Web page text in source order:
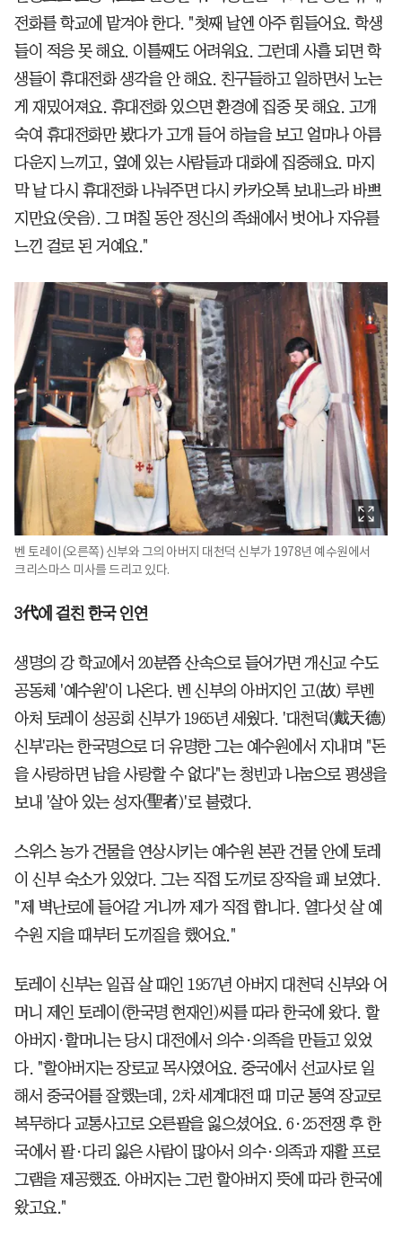
전화를 학교에 맡겨야 한다. "첫째 날엔 아주 힘들어요. 학생
들이 적응 못 해요. 이틀째도 어려워요. 그런데 사흘 되면 학
생들이 휴대전화 생각을 안 해요. 친구들하고 일하면서 노는
게 재밌어져요. 휴대전화 있으면 환경에 집중 못 해요. 고개
숙여 휴대전화만 봤다가 고개 들어 하늘을 보고 얼마나 아름
다운지 느끼고, 옆에 있는 사람들과 대화에 집중해요. 마지
막 날 다시 휴대전화 나눠주면 다시 카카오톡 보내느라 바쁘
지만요(웃음). 그 며칠 동안 정신의 족쇄에서 벗어나 자유를
느낀 걸로 된 거예요."
벤 토레이(오른쪽) 신부와 그의 아버지 대천덕 신부가 1978년 예수원에서
크리스마스 미사를 드리고 있다.
3代에 걸친 한국 인연
생명의 강 학교에서 20분쯤 산속으로 들어가면 개신교 수도
공동체 '예수원'이 나온다. 벤 신부의 아버지인 고(故) 루벤
아처 토레이 성공회 신부가 1965년 세웠다. '대천덕(戴天德)
신부'라는 한국명으로 더 유명한 그는 예수원에서 지내며 "돈
을 사랑하면 남을 사랑할 수 없다"는 청빈과 나눔으로 평생을
보내 '살아 있는 성자(聖者)'로 불렸다.
스위스 농가 건물을 연상시키는 예수원 본관 건물 안에 토레
이 신부 숙소가 있었다. 그는 직접 도끼로 장작을 패 보였다.
"제 벽난로에 들어갈 거니까 제가 직접 합니다. 열다섯 살 예
수원 지을 때부터 도끼질을 했어요."
토레이 신부는 일곱 살 때인 1957년 아버지 대천덕 신부와 어
머니 제인 토레이(한국명 현재인)씨를 따라 한국에 왔다. 할
아버지·할머니는 당시 대전에서 의수·의족을 만들고 있었
다. "할아버지는 장로교 목사였어요. 중국에서 선교사로 일
해서 중국어를 잘했는데, 2차 세계대전 때 미군 통역 장교로
복무하다 교통사고로 오른팔을 잃으셨어요. 6·25전쟁 후 한
국에서 팔·다리 잃은 사람이 많아서 의수·의족과 재활 프로
그램을 제공했죠. 아버지는 그런 할아버지 뜻에 따라 한국에
왔고요."